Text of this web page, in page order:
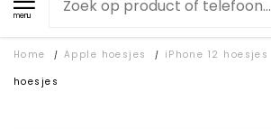
menu
Home / Apple hoesjes / iPhone 12 hoesjes
hoesjes